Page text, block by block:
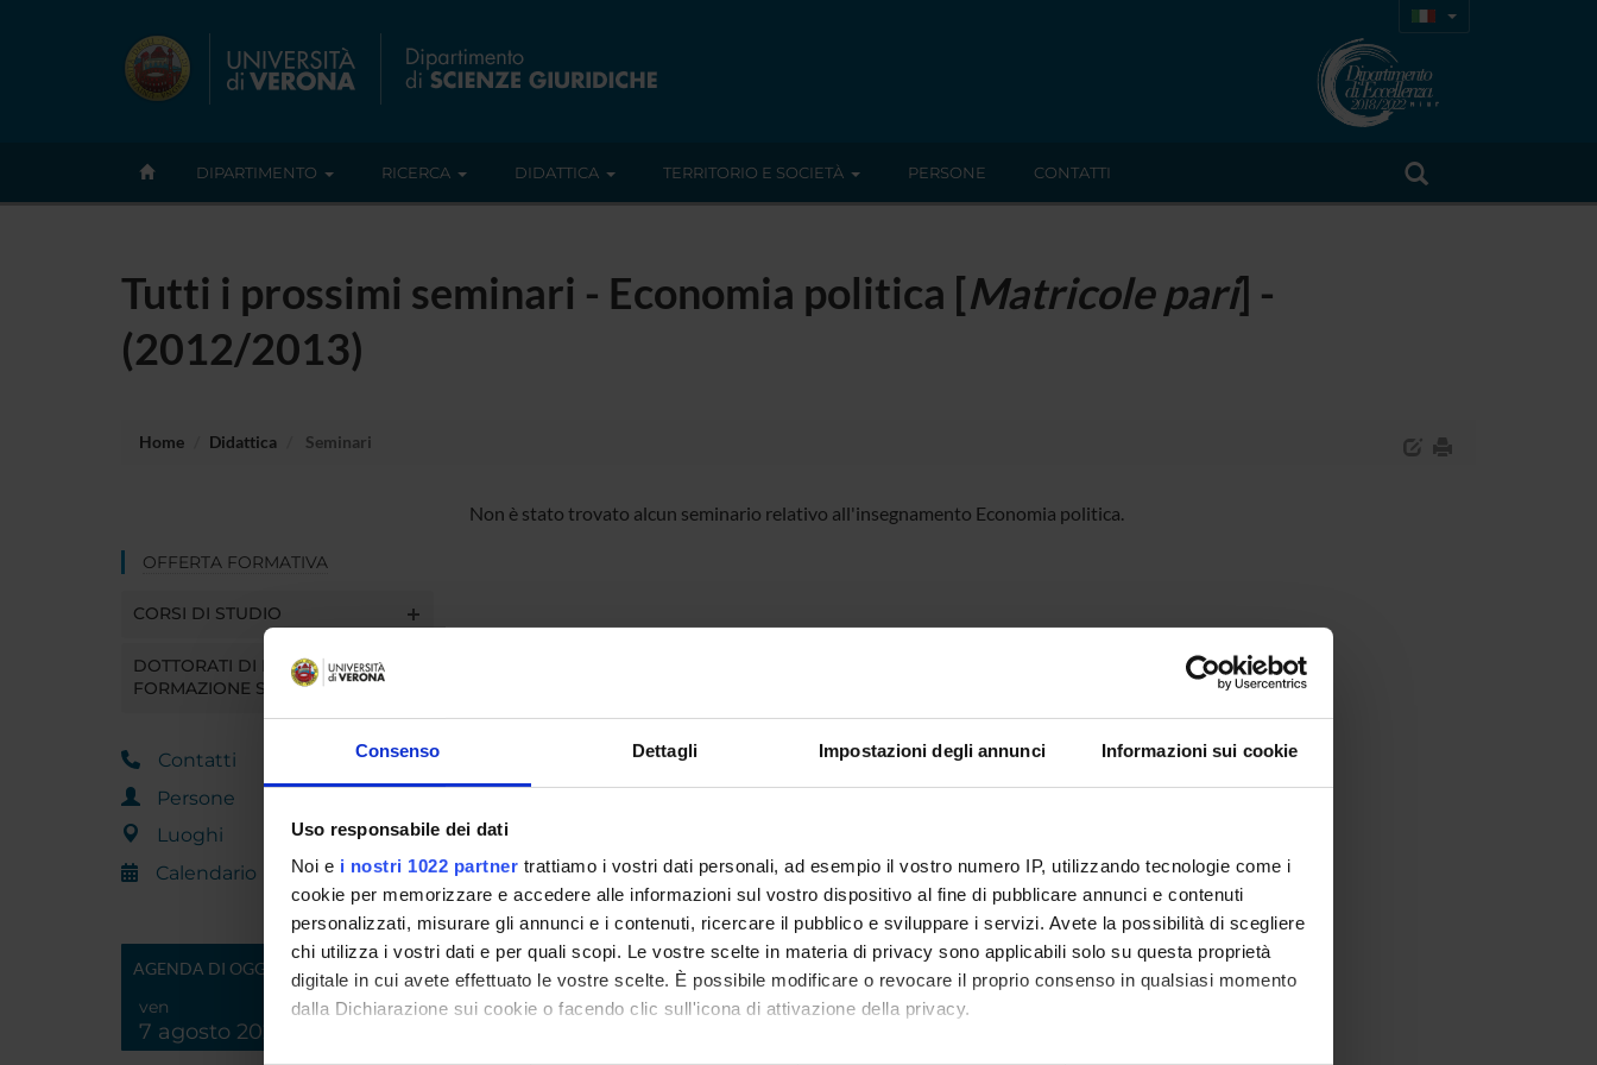
Consenso Dettagli Impostazioni degli annunci Informazioni sui cookie
Uso responsabile dei dati
Noi e i nostri 1022 partner trattiamo i vostri dati personali, ad esempio il vostro numero IP, utilizzando tecnologie come i
cookie per memorizzare e accedere alle informazioni sul vostro dispositivo al fine di pubblicare annunci e contenuti
personalizzati, misurare gli annunci e i contenuti, ricercare il pubblico e sviluppare i servizi. Avete la possibilità di scegliere
chi utilizza i vostri dati e per quali scopi. Le vostre scelte in materia di privacy sono applicabili solo su questa proprietà
digitale in cui avete effettuato le vostre scelte. È possibile modificare o revocare il proprio consenso in qualsiasi momento
dalla Dichiarazione sui cookie o facendo clic sull'icona di attivazione della privacy.
DIPARTIMENTO RICERCA DIDATTICA TERRITORIO E SOCIETÀ PERSONE CONTATTI
Tutti i prossimi seminari - Economia politica [Matricole pari] -
(2012/2013)
Home Didattica Seminari
OFFERTA FORMATIVA
CORSI DI STUDIO
DOTTORATI DI RICERCA E
FORMAZIONE SUPERIORE
Contatti
Persone
Luoghi
Calendario
AGENDA DI OGGI
ven
7 agosto 2026
Non è stato trovato alcun seminario relativo all'insegnamento Economia politica.